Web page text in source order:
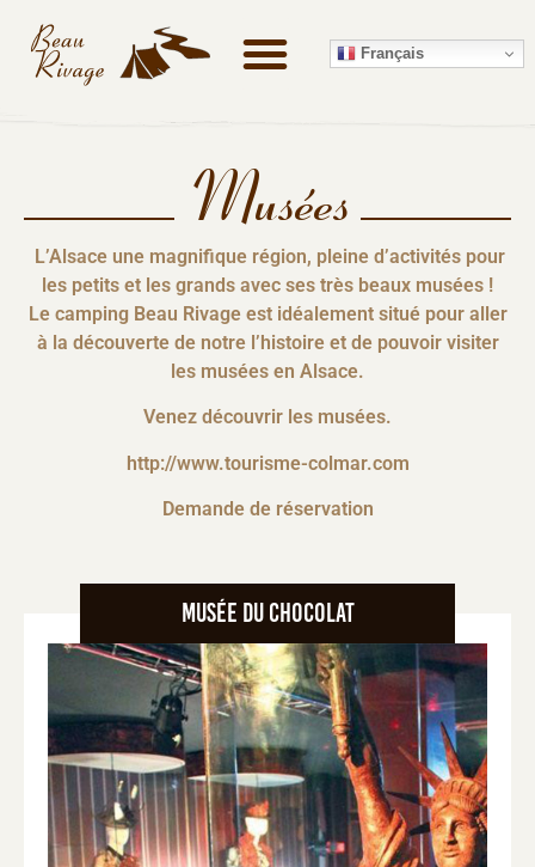
Français
Musées
L’Alsace une magnifique région, pleine d’activités pour
les petits et les grands avec ses très beaux musées !
Le camping Beau Rivage est idéalement situé pour aller
à la découverte de notre l’histoire et de pouvoir visiter
les musées en Alsace.
Venez découvrir les musées.
http://www.tourisme-colmar.com
Demande de réservation
Musée du chocolat